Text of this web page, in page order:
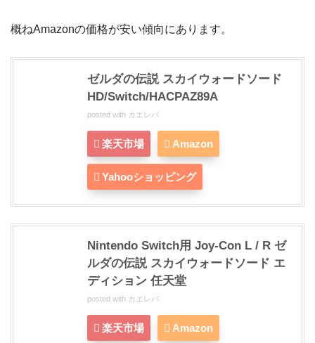
概ねAmazonの価格が安い傾向にあります。
ゼルダの伝説 スカイウォードソード
HD/Switch/HACPAZ89A
posted with カエレバ
楽天市場 Amazon
Yahooショッピング
Nintendo Switch用 Joy-Con L / R ゼ
ルダの伝説 スカイウォードソード エ
ディション 任天堂
posted with カエレバ
楽天市場 Amazon